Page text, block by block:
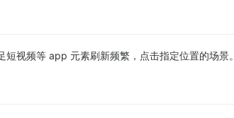
视频等 app 元素刷新频繁，点击指定位置的场景。